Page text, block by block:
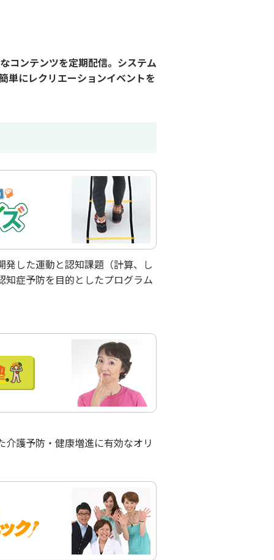
コンテンツを定期配信。システム
単にレクリエーションイベントを
発した運動と認知課題（計算、し
知症予防を目的としたプログラム
護予防・健康増進に有効なオリ